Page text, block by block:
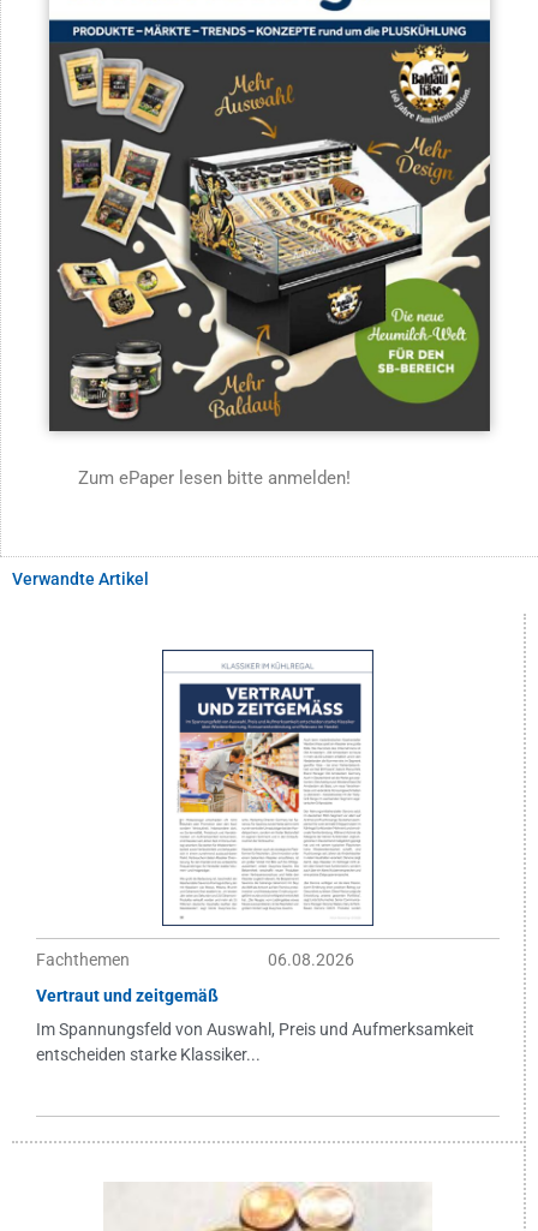
Zum ePaper lesen bitte anmelden!
Verwandte Artikel
Fachthemen
06.08.2026
Vertraut und zeitgemäß
Im Spannungsfeld von Auswahl, Preis und Aufmerksamkeit
entscheiden starke Klassiker...